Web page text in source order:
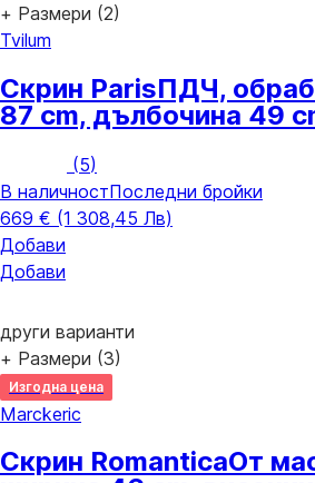
+ Размери (2)
Tvilum
Скрин ParisПДЧ,
87 cm, дълбочина 49
(5)
В наличностПоследни бройки
669 € (1 308,45 Лв)
Добави
Добави
други варианти
+ Размери (3)
Изгодна цена
Marckeric
Скрин RomanticaОт